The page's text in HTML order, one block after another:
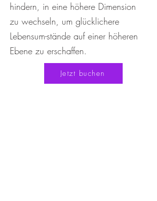
hindern, in eine höhere Dimension
zu wechseln, um glücklichere
Lebensum-stände auf einer höheren
Ebene zu erschaffen.
Jetzt buchen